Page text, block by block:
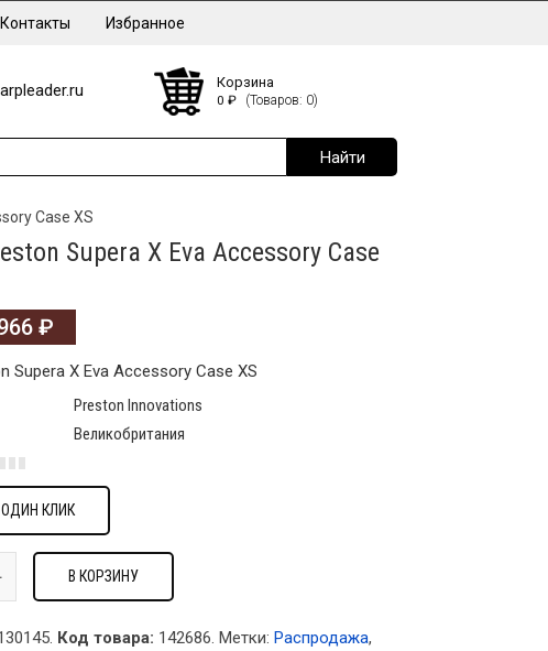
Контакты Избранное
Корзина
0 ₽ (Товаров: 0)
Case XS
Supera X Eva Accessory Case
₽
Supera X Eva Accessory Case XS
Preston Innovations
Великобритания
ОДИН КЛИК
В КОРЗИНУ
Код товара: 142686. Метки: Распродажа,